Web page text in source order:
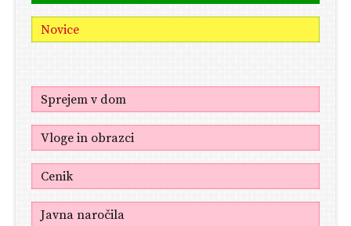
Novice
Sprejem v dom
Vloge in obrazci
Cenik
Javna naročila